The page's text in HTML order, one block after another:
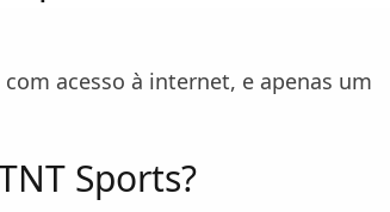
acesso à internet, e apenas um
Sports?